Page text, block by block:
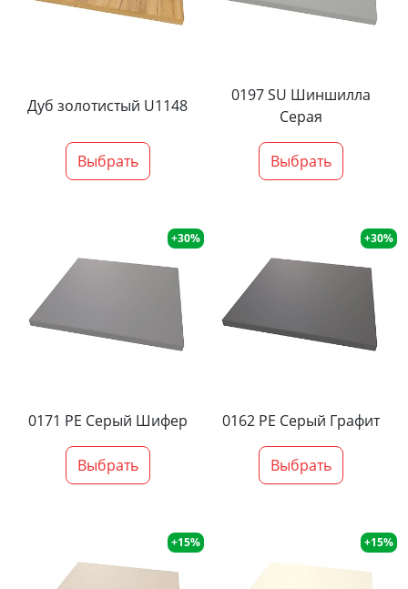
Дуб золотистый U1148
Выбрать
0197 SU Шиншилла
Серая
Выбрать
+30%
0171 PE Серый Шифер
Выбрать
+30%
0162 PE Серый Графит
Выбрать
+15% +15%